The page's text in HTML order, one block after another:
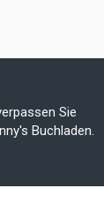
Sie
Buchladen.